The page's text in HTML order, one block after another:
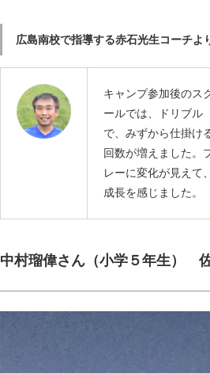
広島南校で指導する赤石光生コーチよ
キャンプ参加後のス
ールでは、ドリブル
で、みずから仕掛け
回数が増えました。
レーに変化が見えて、
成長を感じました。
中村瑠偉さん（小学５年生）